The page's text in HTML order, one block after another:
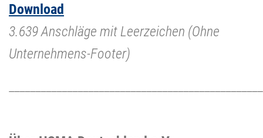
Download
3.639 Anschläge mit Leerzeichen (Ohne
Unternehmens-Footer)